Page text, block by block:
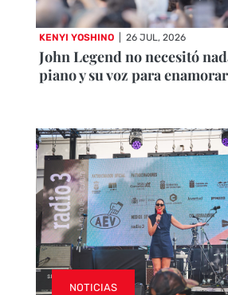
KENYI YOSHINO 26 JUL, 2026
John Legend no necesitó
piano y su voz para
NOTICIAS